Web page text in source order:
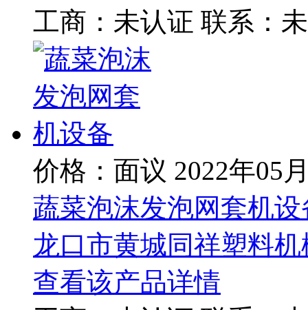
工商： 未认证 联系：
价格：面议 2022年05
蔬菜泡沫发泡网套机设
龙口市黄城同祥塑料机
查看该产品详情